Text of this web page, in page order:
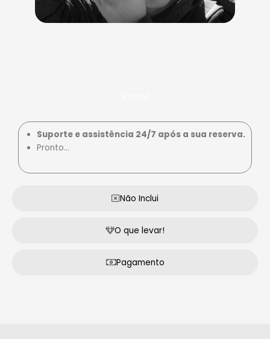
Não Inclui
O que levar!
Pagamento
Suporte e assistência 24/7 após a sua reserva.
Pronto…